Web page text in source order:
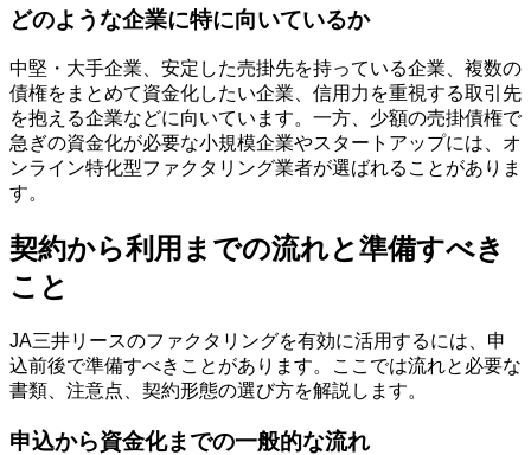
どのような企業に特に向いているか
中堅・大手企業、安定した売掛先を持っている企業、複数の
債権をまとめて資金化したい企業、信用力を重視する取引先
を抱える企業などに向いています。一方、少額の売掛債権で
急ぎの資金化が必要な小規模企業やスタートアップには、オ
ンライン特化型ファクタリング業者が選ばれることがありま
す。
契約から利用までの流れと準備すべき
こと
JA三井リースのファクタリングを有効に活用するには、申
込前後で準備すべきことがあります。ここでは流れと必要な
書類、注意点、契約形態の選び方を解説します。
申込から資金化までの一般的な流れ